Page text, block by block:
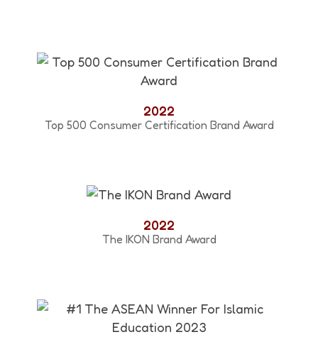
2022
Top 500 Consumer Certification Brand Award
2022
The IKON Brand Award